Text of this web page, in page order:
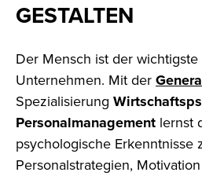
GESTALTEN
Der Mensch ist der wichtigste
Unternehmen. Mit der
Spezialisierung
Personalmanagement lernst
psychologische Erkenntnisse
Personalstrategien,